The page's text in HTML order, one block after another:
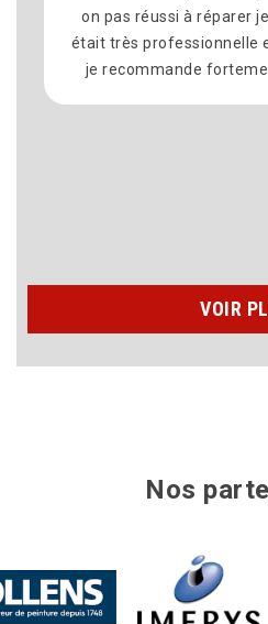
je remercie laurent à
et à l'écoute du client
cette entreprise
VOIR
Nos